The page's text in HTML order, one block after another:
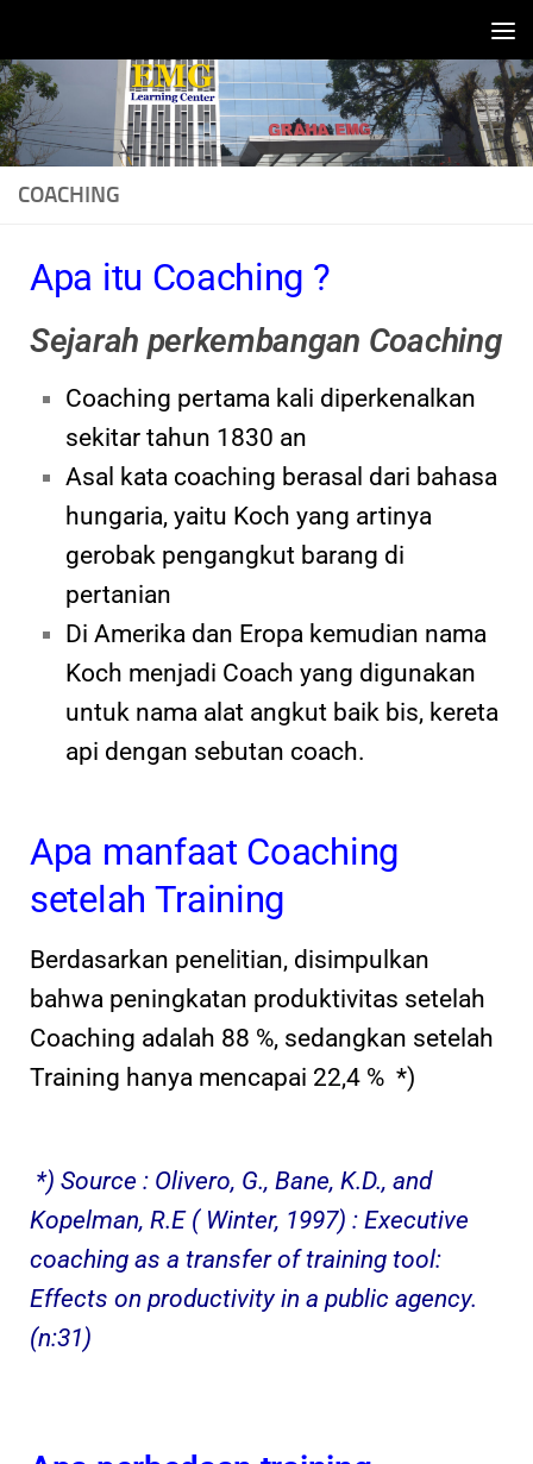
COACHING
Apa itu Coaching ?
Sejarah perkembangan Coaching
Coaching pertama kali diperkenalkan
sekitar tahun 1830 an
Asal kata coaching berasal dari bahasa
hungaria, yaitu Koch yang artinya
gerobak pengangkut barang di
pertanian
Di Amerika dan Eropa kemudian nama
Koch menjadi Coach yang digunakan
untuk nama alat angkut baik bis, kereta
api dengan sebutan coach.
Apa manfaat Coaching
setelah Training
Berdasarkan penelitian, disimpulkan
bahwa peningkatan produktivitas setelah
Coaching adalah 88 %, sedangkan setelah
Training hanya mencapai 22,4 % *)
*) Source : Olivero, G., Bane, K.D., and
Kopelman, R.E ( Winter, 1997) : Executive
coaching as a transfer of training tool:
Effects on productivity in a public agency.
(n:31)